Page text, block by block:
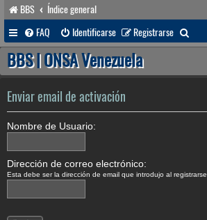
BBS
Índice general
FAQ
Identificarse Registrarse
u
a
BBS | ONSA Venezuela
Enviar email de activación
Nombre de Usuario:
Dirección de correo electrónico:
Esta debe ser la dirección de email que introdujo al registrarse.